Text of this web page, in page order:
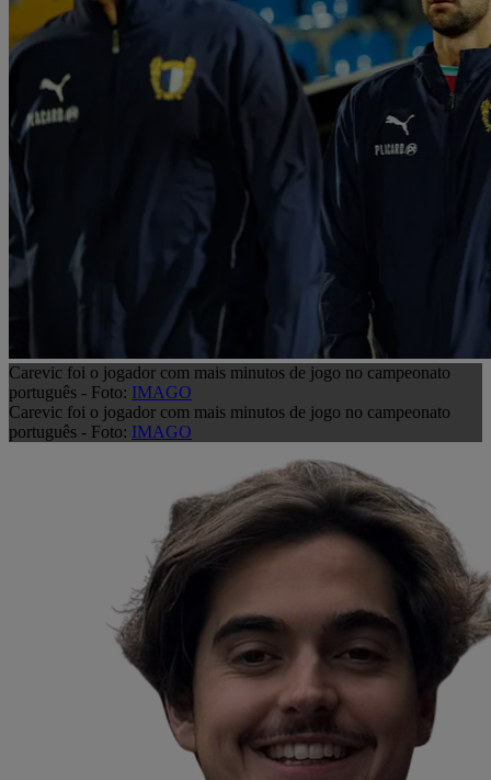
Carevic foi o jogador com mais minutos de jogo no campeonato
português - Foto: IMAGO
Carevic foi o jogador com mais minutos de jogo no campeonato
português - Foto: IMAGO